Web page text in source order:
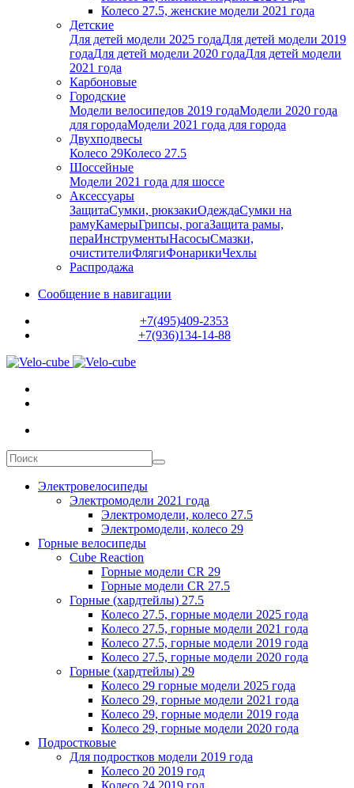
Колесо 27.5, женские модели 2021 года
Детские
Для детей модели 2025 годаДля детей модели 2019
годаДля детей модели 2020 годаДля детей модели
2021 года
Карбоновые
Городские
Модели велосипедов 2019 годаМодели 2020 года
для городаМодели 2021 года для города
Двухподвесы
Колесо 29Колесо 27.5
Шоссейные
Модели 2021 года для шоссе
Аксессуары
ЗащитаСумки, рюкзакиОдеждаСумки на
рамуКамерыГрипсы, рогаЗащита рамы,
пераИнструментыНасосыСмазки,
очистителиФлягиФонарикиЧехлы
Распродажа
Сообщение в навигации
+7(495)409-2353
+7(936)134-14-88
Электровелосипеды
Электромодели 2021 года
Электромодели, колесо 27.5
Электромодели, колесо 29
Горные велосипеды
Cube Reaction
Горные модели CR 29
Горные модели CR 27.5
Горные (хардтейлы) 27.5
Колесо 27.5, горные модели 2025 года
Колесо 27.5, горные модели 2021 года
Колесо 27.5, горные модели 2019 года
Колесо 27.5, горные модели 2020 года
Горные (хардтейлы) 29
Колесо 29 горные модели 2025 года
Колесо 29, горные модели 2021 года
Колесо 29, горные модели 2019 года
Колесо 29, горные модели 2020 года
Подростковые
Для подростков модели 2019 года
Колесо 20 2019 год
Колесо 24 2019 год